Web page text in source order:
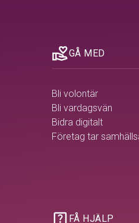
volunteer_activismGÅ MED
Bli volontär
Bli vardagsvän
Bidra digitalt
Företag tar
help_center FÅ HJÄLP